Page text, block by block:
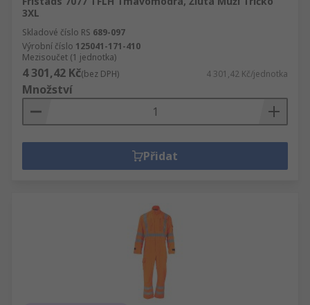
3XL
Skladové číslo RS 689-097
Výrobní číslo 125041-171-410
Mezisoučet (1 jednotka)
4 301,42 Kč(bez DPH) 4 301,42 Kč/jednotka
Množství
Přidat